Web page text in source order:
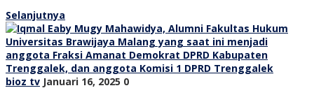
Selanjutnya
bioz tv Januari 16, 2025 0